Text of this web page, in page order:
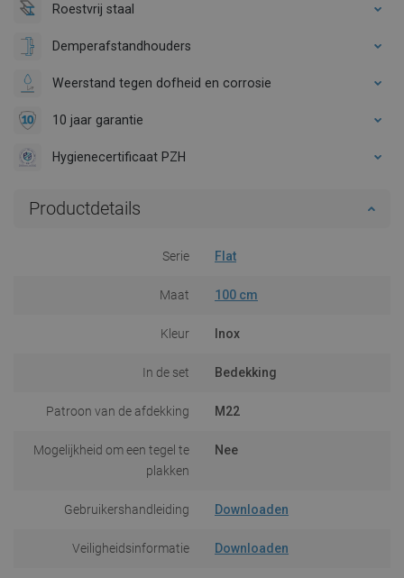
Roestvrij staal
Demperafstandhouders
Weerstand tegen dofheid en corrosie
10 jaar garantie
Hygienecertificaat PZH
Productdetails
Serie Flat
Maat 100 cm
Kleur Inox
In de set Bedekking
Patroon van de afdekking M22
Mogelijkheid om een tegel te
plakken
Nee
Gebruikershandleiding Downloaden
Veiligheidsinformatie Downloaden